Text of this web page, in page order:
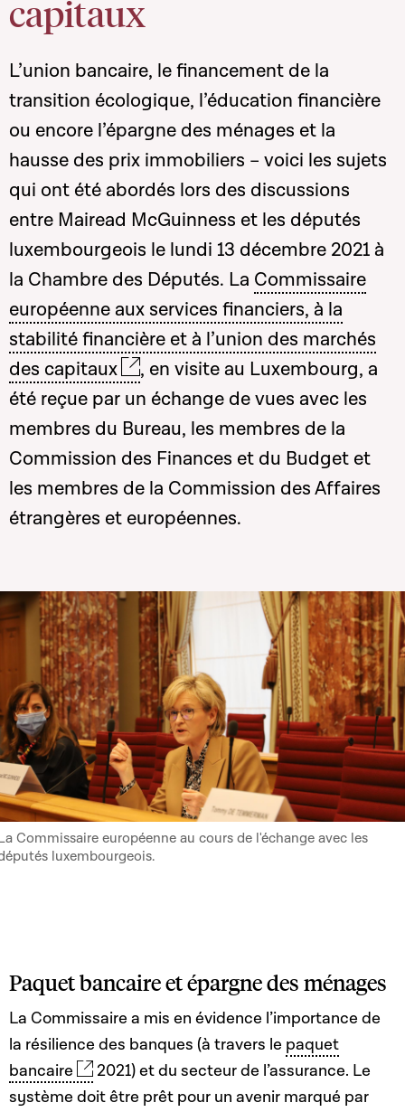
capitaux
L’union bancaire, le financement de la
transition écologique, l’éducation financière
ou encore l’épargne des ménages et la
hausse des prix immobiliers – voici les sujets
qui ont été abordés lors des discussions
entre Mairead McGuinness et les députés
luxembourgeois le lundi 13 décembre 2021 à
la Chambre des Députés. La Commissaire
européenne aux services financiers, à la
stabilité financière et à l’union des marchés
des capitaux
, en visite au Luxembourg, a
été reçue par un échange de vues avec les
membres du Bureau, les membres de la
Commission des Finances et du Budget et
les membres de la Commission des Affaires
étrangères et européennes.
Commissaire européenne au cours de l'échange avec les
luxembourgeois.
Paquet bancaire et épargne des ménages
La Commissaire a mis en évidence l’importance de
la résilience des banques (à travers le paquet
bancaire
2021) et du secteur de l’assurance. Le
système doit être prêt pour un avenir marqué par